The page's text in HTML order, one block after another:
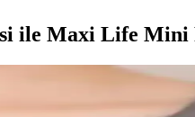
Maxi Life Mini